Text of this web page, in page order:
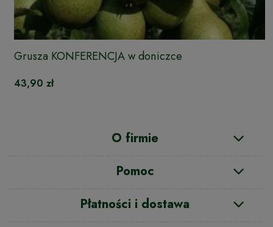
Grusza KONFERENCJA w doniczce
43,90 zł
O firmie
Pomoc
Płatności i dostawa